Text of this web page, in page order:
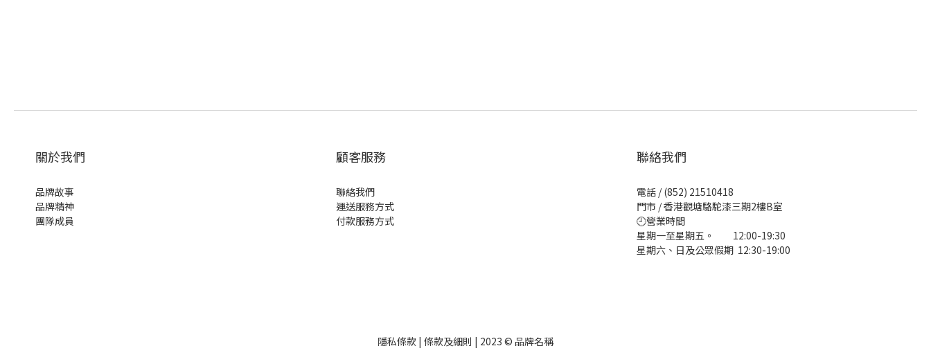
關於我們
品牌故事
品牌精神
團隊成員
顧客服務
聯絡我們
運送服務方式
付款服務方式
聯絡我們
電話 / (852) 21510418
門市 / 香港觀塘駱駝漆三期2樓B室
🕘營業時間
星期一至星期五。 12:00-19:30
星期六、日及公眾假期 12:30-19:00
隱私條款 | 條款及細則 | 2023 © 品牌名稱